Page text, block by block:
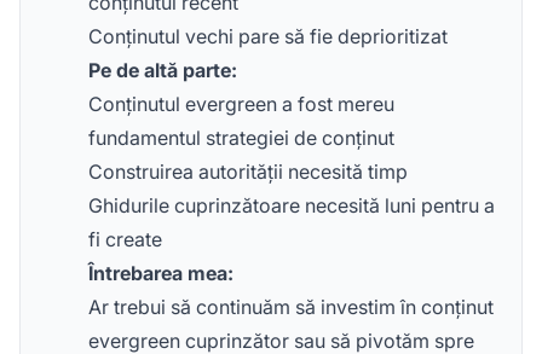
Conținutul vechi pare să fie deprioritizat
Pe de altă parte:
Conținutul evergreen a fost mereu
fundamentul strategiei de conținut
Construirea autorității necesită timp
Ghidurile cuprinzătoare necesită luni pentru a
fi create
Întrebarea mea:
Ar trebui să continuăm să investim în conținut
evergreen cuprinzător sau să pivotăm spre